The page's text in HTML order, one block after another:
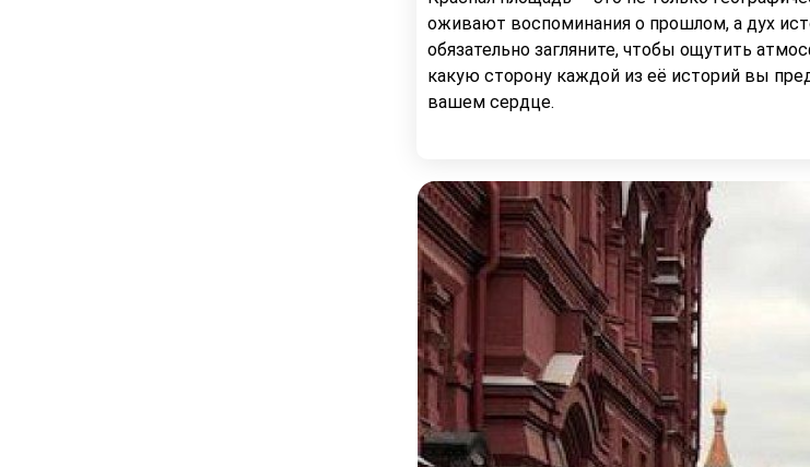
оживают воспоминания о прошлом, а дух
обязательно загляните, чтобы ощутить
какую сторону каждой из её историй вы
вашем сердце.